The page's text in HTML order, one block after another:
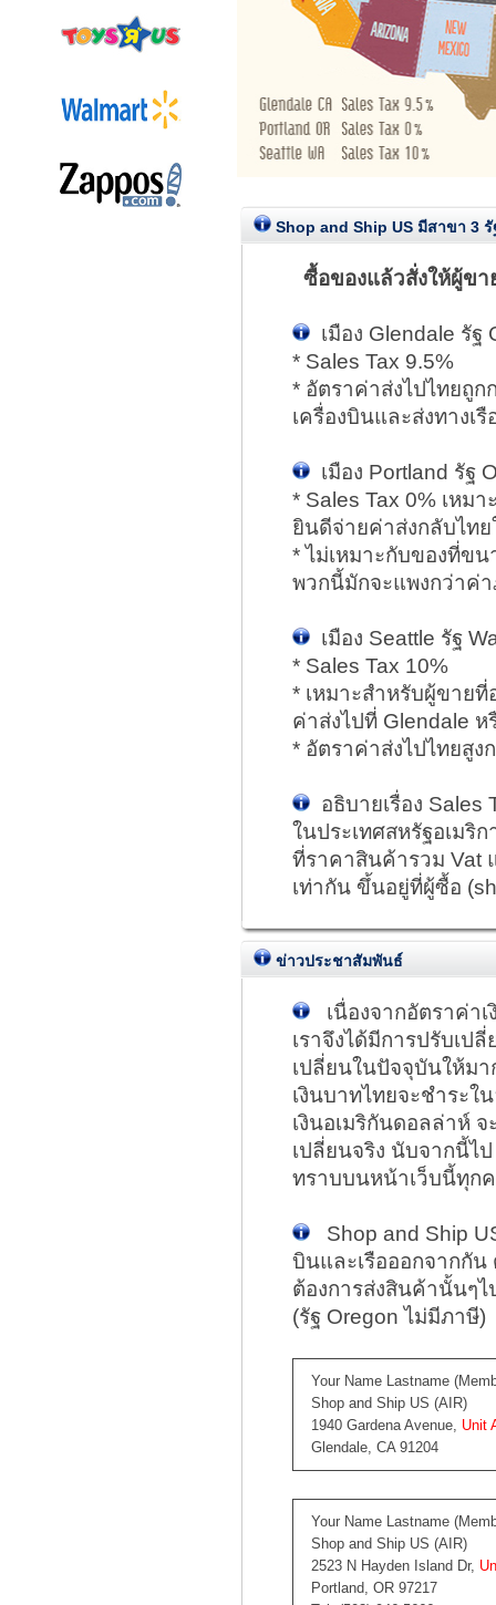
Shop and Ship US มีสาขา 3 รั
ซื้อของแล้วสั่งให้ผู้ขา
เมือง Glendale รัฐ
* Sales Tax 9.5%
* อัตราค่าส่งไปไทยถูก
เครื่องบินและส่งทางเรื
เมือง Portland รัฐ
* Sales Tax 0% เหม
ยินดีจ่ายค่าส่งกลับไท
* ไม่เหมาะกับของที่ข
พวกนี้มักจะแพงกว่าค่
เมือง Seattle รัฐ
* Sales Tax 10%
* เหมาะสำหรับผู้ขายที่
ค่าส่งไปที่ Glendale ห
* อัตราค่าส่งไปไทยสูง
อธิบายเรื่อง Sales
ในประเทศสหรัฐอเมริ
ที่ราคาสินค้ารวม Vat
เท่ากัน ขึ้นอยู่ที่ผู้ซื้อ
ข่าวประชาสัมพันธ์
เนื่องจากอัตราค่า
เราจึงได้มีการปรับเป
เปลี่ยนในปัจจุบันให้ม
เงินบาทไทยจะชำระใ
เงินอเมริกันดอลล่าห์
เปลี่ยนจริง นับจากนี้ไ
ทราบบนหน้าเว็บนี้ทุก
Shop and Ship
บินและเรือออกจากกั
ต้องการส่งสินค้านั้นๆไ
(รัฐ Oregon ไม่มีภาษี)
Your Name Lastname
Shop and Ship US (AIR)
1940 Gardena Avenue, Unit
Glendale, CA 91204
Your Name Lastname
Shop and Ship US (AIR)
2523 N Hayden Island Dr,
Portland, OR 97217